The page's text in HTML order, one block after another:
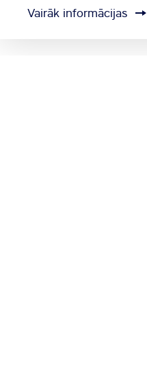
Vairāk informācijas